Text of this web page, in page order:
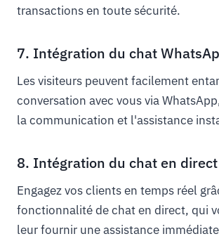
transactions en toute sécurité.
7. Intégration du chat
Les visiteurs peuvent facilement
conversation avec vous via
la communication et l'assistance
8. Intégration du chat en
Engagez vos clients en temps réel
fonctionnalité de chat en direct, qui
leur fournir une assistance